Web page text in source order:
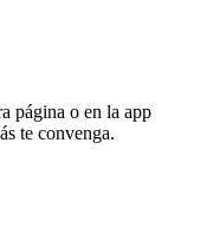
página o en la app
te convenga.